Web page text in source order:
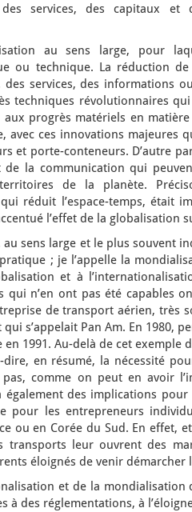
services, des capitaux et
au sens large, pour
ou technique. La réduction de
services, des informations
techniques révolutionnaires
progrès matériels en
ces innovations majeures
et porte-conteneurs. D’autre
de la communication qui
de la planète.
qui réduit l’espace-temps, était
l’effet de la globalisation
sens large et le plus souvent
; je l’appelle la
et à
qui n’en ont pas été capables
de transport aérien, très
s’appelait Pan Am. En 1980,
1991. Au-delà de cet exemple
en résumé, la nécessité
comme on peut en avoir
des implications
pour les entrepreneurs
ou en Corée du Sud. En effet,
transports leur ouvrent des
éloignés de venir démarcher
et de la mondialisation
à des réglementations, à